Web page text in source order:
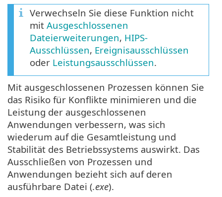
Verwechseln Sie diese Funktion nicht
mit Ausgeschlossenen
Dateierweiterungen, HIPS-
Ausschlüssen, Ereignisausschlüssen
oder Leistungsausschlüssen.
Mit ausgeschlossenen Prozessen können Sie
das Risiko für Konflikte minimieren und die
Leistung der ausgeschlossenen
Anwendungen verbessern, was sich
wiederum auf die Gesamtleistung und
Stabilität des Betriebssystems auswirkt. Das
Ausschließen von Prozessen und
Anwendungen bezieht sich auf deren
ausführbare Datei (.exe).